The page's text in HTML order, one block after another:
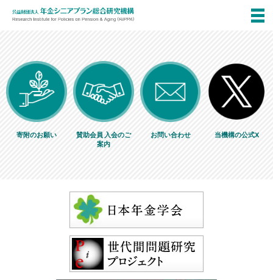
寄附のお願い
賛助会員 入会のご
案内
お問い合わせ 当機構の公式X